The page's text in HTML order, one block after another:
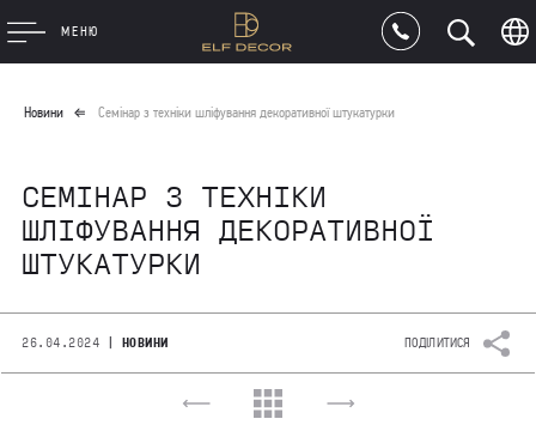
МЕНЮ
Новини Семінар з техніки шліфування декоративної штукатурки
СЕМІНАР З ТЕХНІКИ
ШЛІФУВАННЯ ДЕКОРАТИВНОЇ
ШТУКАТУРКИ
26.04.2024 | НОВИНИ ПОДІЛИТИСЯ